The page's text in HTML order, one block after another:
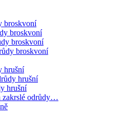
broskvoní
broskvoní
broskvoní
broskvoní
hrušní
hrušní
hrušní
zakrslé odrůdy…